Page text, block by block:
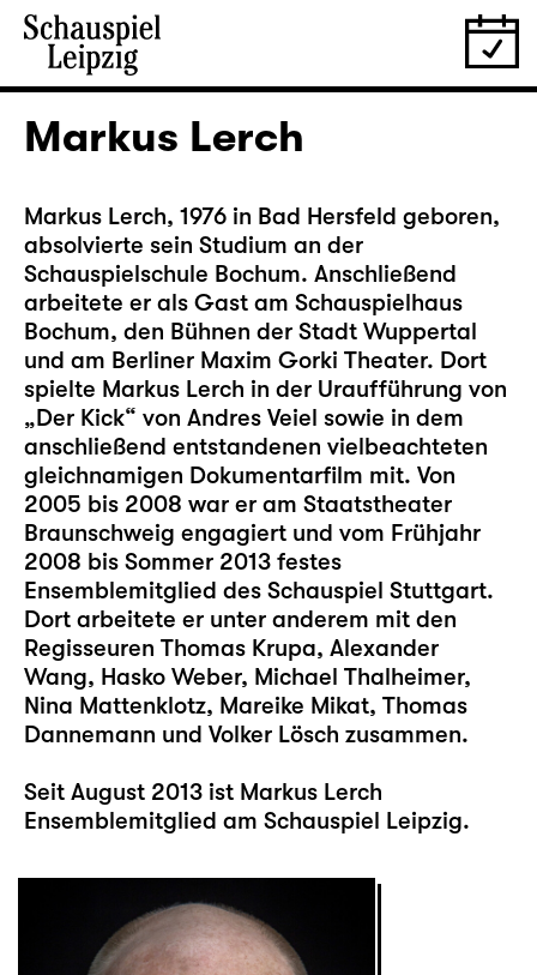
Markus Lerch
Markus Lerch, 1976 in Bad Hersfeld geboren,
absolvierte sein Studium an der
Schauspielschule Bochum. Anschließend
arbeitete er als Gast am Schauspielhaus
Bochum, den Bühnen der Stadt Wuppertal
und am Berliner Maxim Gorki Theater. Dort
spielte Markus Lerch in der Uraufführung von
„Der Kick“ von Andres Veiel sowie in dem
anschließend entstandenen vielbeachteten
gleichnamigen Dokumentarfilm mit. Von
2005 bis 2008 war er am Staatstheater
Braunschweig engagiert und vom Frühjahr
2008 bis Sommer 2013 festes
Ensemblemitglied des Schauspiel Stuttgart.
Dort arbeitete er unter anderem mit den
Regisseuren Thomas Krupa, Alexander
Wang, Hasko Weber, Michael Thalheimer,
Nina Mattenklotz, Mareike Mikat, Thomas
Dannemann und Volker Lösch zusammen.
Seit August 2013 ist Markus Lerch
Ensemblemitglied am Schauspiel Leipzig.